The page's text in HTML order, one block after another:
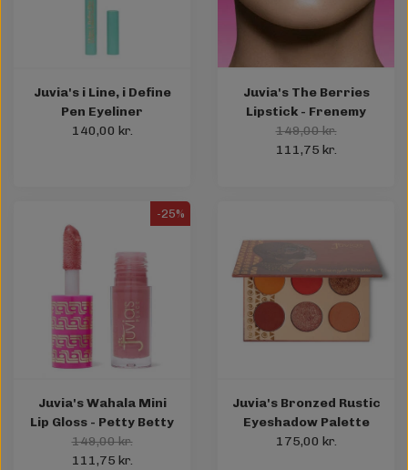
Juvia's i Line, i Define
Pen Eyeliner
140,00 kr.
Juvia's The Berries
Lipstick - Frenemy
149,00 kr.
111,75 kr.
-25%
Juvia's Wahala Mini
Lip Gloss - Petty Betty
149,00 kr.
111,75 kr.
Juvia's Bronzed Rustic
Eyeshadow Palette
175,00 kr.